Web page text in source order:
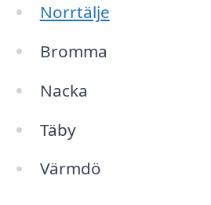
Norrtälje
Bromma
Nacka
Täby
Värmdö